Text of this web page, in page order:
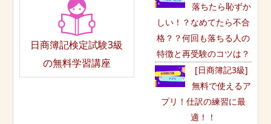
日商簿記検定試験3級
の無料学習講座
落ちたら恥ずか
しい！？なめてたら不合
格？？何回も落ちる人の
特徴と再受験のコツは？
[日商簿記3級]
無料で使えるア
プリ！仕訳の練習に最
適！！